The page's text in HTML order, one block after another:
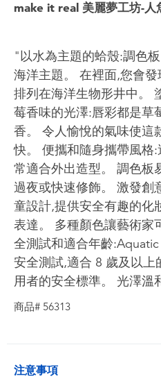
任天堂 Switch
盲盒
角色收藏
生活雜貨
make it real 美麗夢工坊-人
"以水為主題的蛤殼:調色
海洋主題。 在裡面,您會
排列在海洋生物形井中。
莓香味的光澤:唇彩都是草
香。 令人愉悅的氣味使這
快。 ​ 便攜和隨身攜帶風
常適合外出造型。 調色板
過夜或快速修飾。 ​ 激發
童設計,提供安全有趣的化
表達。 多種顏色讓藝術家
全測試和適合年齡
安全測試,適合 8 歲及以上
用者的安全標準。 光澤溫
商品# 56313
注意事項